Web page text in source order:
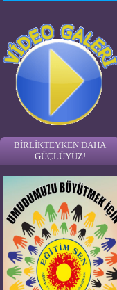
BİRLİKTEYKEN DAHA
GÜÇLÜYÜZ!